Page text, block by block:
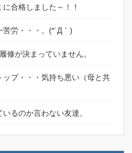
合格しました～！！
労・・・。(*´Д｀)
修が決まっていません。
ップ・・・気持ち悪い（母と共
るのか言わない友達。